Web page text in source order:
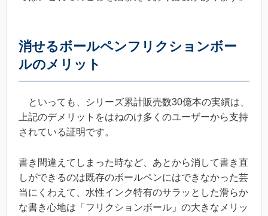
消せるボールペンフリクションボー
ルのメリット
といっても、シリーズ累計販売数30億本の実績は、
上記のデメリットをはねのけ多くのユーザーから支持
されている証明です。
書き間違えてしまった時など、あとから消して書き直
しができるのは既存のボールペンにはできなかった芸
当にくわえて、水性インク特有のサラッとした滑らか
な書き心地は「フリクションボール」の大きなメリッ